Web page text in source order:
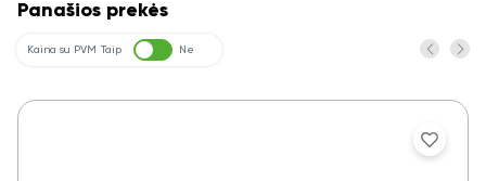
Panašios prekės
Kaina su PVM Taip Ne